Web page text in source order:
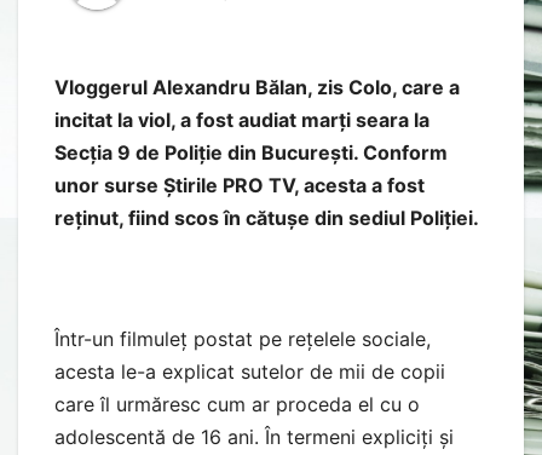
Vloggerul Alexandru Bălan, zis Colo, care a
incitat la viol, a fost audiat marți seara la
Secția 9 de Poliție din București. Conform
unor surse Știrile PRO TV, acesta a fost
reținut, fiind scos în cătușe din sediul Poliției.
Într-un filmuleț postat pe rețelele sociale,
acesta le-a explicat sutelor de mii de copii
care îl urmăresc cum ar proceda el cu o
adolescentă de 16 ani. În termeni expliciți și